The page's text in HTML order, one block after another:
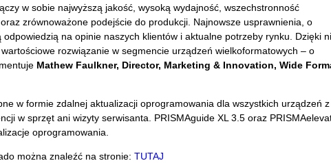
w sobie najwyższą jakość, wysoką wydajność, wszechstronność
zrównoważone podejście do produkcji. Najnowsze usprawnienia, o
na opinie naszych klientów i aktualne potrzeby rynku. Dzięki
rozwiązanie w segmencie urządzeń wielkoformatowych – o
Mathew Faulkner, Director, Marketing & Innovation, Wide
w formie zdalnej aktualizacji oprogramowania dla wszystkich urządzeń z
w sprzęt ani wizyty serwisanta. PRISMAguide XL 3.5 oraz
oprogramowania.
można znaleźć na stronie: TUTAJ